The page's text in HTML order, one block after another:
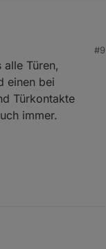
anlegen
scharf wo man
danke.
man mit dem
#9
Türen,
einen bei
Türkontakte
immer.